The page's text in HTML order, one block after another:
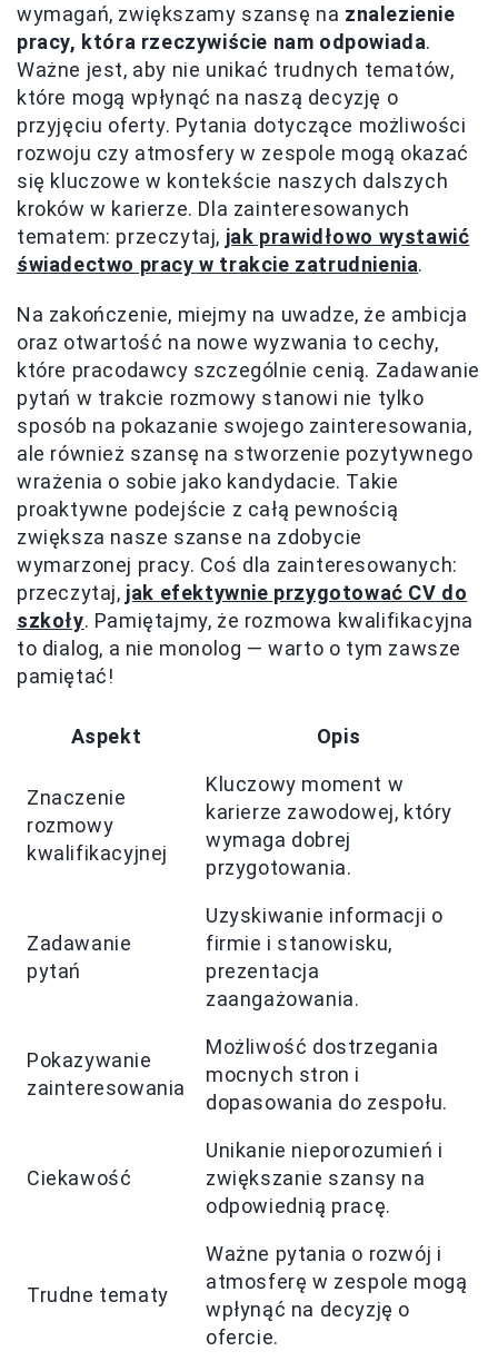
wymagań, zwiększamy szansę na znalezienie
pracy, która rzeczywiście nam odpowiada.
Ważne jest, aby nie unikać trudnych tematów,
które mogą wpłynąć na naszą decyzję o
przyjęciu oferty. Pytania dotyczące możliwości
rozwoju czy atmosfery w zespole mogą okazać
się kluczowe w kontekście naszych dalszych
kroków w karierze. Dla zainteresowanych
tematem: przeczytaj, jak prawidłowo wystawić
świadectwo pracy w trakcie zatrudnienia.
Na zakończenie, miejmy na uwadze, że ambicja
oraz otwartość na nowe wyzwania to cechy,
które pracodawcy szczególnie cenią. Zadawanie
pytań w trakcie rozmowy stanowi nie tylko
sposób na pokazanie swojego zainteresowania,
ale również szansę na stworzenie pozytywnego
wrażenia o sobie jako kandydacie. Takie
proaktywne podejście z całą pewnością
zwiększa nasze szanse na zdobycie
wymarzonej pracy. Coś dla zainteresowanych:
przeczytaj, jak efektywnie przygotować CV do
szkoły. Pamiętajmy, że rozmowa kwalifikacyjna
to dialog, a nie monolog — warto o tym zawsze
pamiętać!
Aspekt Opis
Znaczenie
rozmowy
kwalifikacyjnej
Kluczowy moment w
karierze zawodowej, który
wymaga dobrej
przygotowania.
Zadawanie
pytań
Uzyskiwanie informacji o
firmie i stanowisku,
prezentacja
zaangażowania.
Pokazywanie
zainteresowania
Możliwość dostrzegania
mocnych stron i
dopasowania do zespołu.
Ciekawość
Unikanie nieporozumień i
zwiększanie szansy na
odpowiednią pracę.
Trudne tematy
Ważne pytania o rozwój i
atmosferę w zespole mogą
wpłynąć na decyzję o
ofercie.